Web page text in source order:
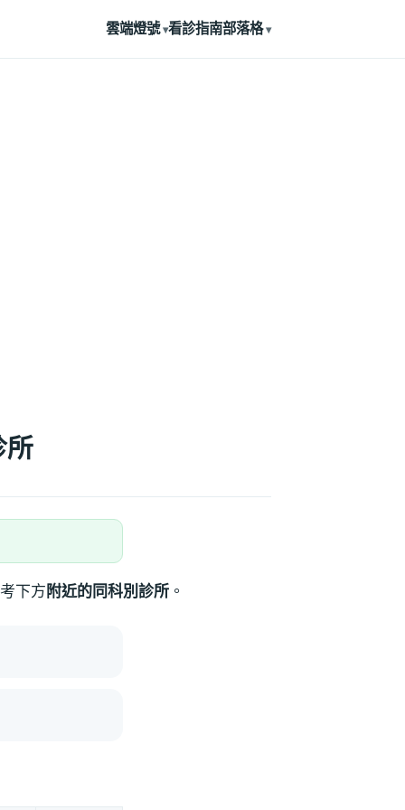
雲端燈號 看診指南部落格
所
下方 附近的同科別診所 。